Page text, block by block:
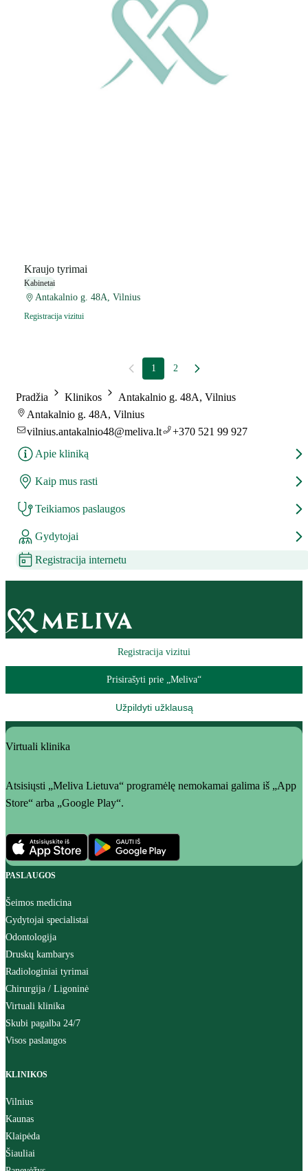
Kraujo tyrimai
Kabinetai
Antakalnio g. 48A, Vilnius
Registracija vizitui
1 2
Pradžia Klinikos
Antakalnio g. 48A, Vilnius
Antakalnio g. 48A, Vilnius
vilnius.antakalnio48@meliva.lt
+370 521 99 927
Apie kliniką
Kaip mus rasti
Teikiamos paslaugos
Gydytojai
Registracija internetu
Registracija vizitui
Prisirašyti prie „Meliva“
Užpildyti užklausą
Virtuali klinika
Atsisiųsti „Meliva Lietuva“ programėlę nemokamai galima iš „App
Store“ arba „Google Play“.
PASLAUGOS
Šeimos medicina
Gydytojai specialistai
Odontologija
Druskų kambarys
Radiologiniai tyrimai
Chirurgija / Ligoninė
Virtuali klinika
Skubi pagalba 24/7
Visos paslaugos
KLINIKOS
Vilnius
Kaunas
Klaipėda
Šiauliai